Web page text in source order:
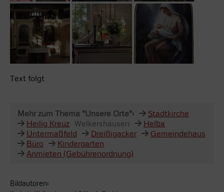
Text folgt
Mehr zum Thema "Unsere Orte":
Stadtkirche
Heilig Kreuz Welkershausen
Helba
Untermaßfeld
Dreißigacker
Gemeindehaus
Büro
Kindergarten
Anmieten (Gebührenordnung)
Bildautoren: